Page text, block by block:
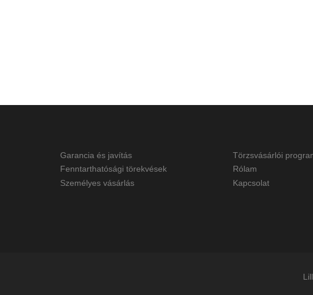
Garancia és javítás
Fenntarthatósági törekvések
Személyes vásárlás
Törzsvásárlói
Rólam
Kapcsolat